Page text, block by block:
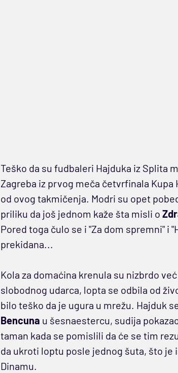
Teško da su fudbaleri Hajduka iz Splita
Zagreba iz prvog meča četvrfinala
od ovog takmičenja. Modri su opet
priliku da još jednom kaže šta misli o
Pored toga čulo se i "Za dom spremni" i
prekidana...
Kola za domaćina krenula su nizbrdo
slobodnog udarca, lopta se odbila od
bilo teško da je ugura u mrežu. Hajduk
Bencuna u šesnaestercu, sudija
taman kada se pomislili da će se tim
da ukroti loptu posle jednog šuta, što je
Dinamu.